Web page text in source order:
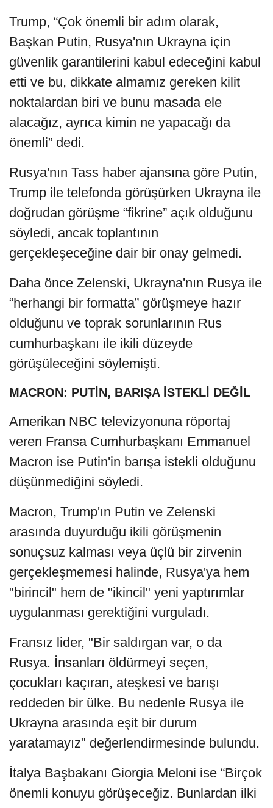
Trump, “Çok önemli bir adım olarak,
Başkan Putin, Rusya'nın Ukrayna için
güvenlik garantilerini kabul edeceğini kabul
etti ve bu, dikkate almamız gereken kilit
noktalardan biri ve bunu masada ele
alacağız, ayrıca kimin ne yapacağı da
önemli” dedi.
Rusya'nın Tass haber ajansına göre Putin,
Trump ile telefonda görüşürken Ukrayna ile
doğrudan görüşme “fikrine” açık olduğunu
söyledi, ancak toplantının
gerçekleşeceğine dair bir onay gelmedi.
Daha önce Zelenski, Ukrayna'nın Rusya ile
“herhangi bir formatta” görüşmeye hazır
olduğunu ve toprak sorunlarının Rus
cumhurbaşkanı ile ikili düzeyde
görüşüleceğini söylemişti.
MACRON: PUTİN, BARIŞA İSTEKLİ DEĞİL
Amerikan NBC televizyonuna röportaj
veren Fransa Cumhurbaşkanı Emmanuel
Macron ise Putin'in barışa istekli olduğunu
düşünmediğini söyledi.
Macron, Trump'ın Putin ve Zelenski
arasında duyurduğu ikili görüşmenin
sonuçsuz kalması veya üçlü bir zirvenin
gerçekleşmemesi halinde, Rusya'ya hem
"birincil" hem de "ikincil" yeni yaptırımlar
uygulanması gerektiğini vurguladı.
Fransız lider, "Bir saldırgan var, o da
Rusya. İnsanları öldürmeyi seçen,
çocukları kaçıran, ateşkesi ve barışı
reddeden bir ülke. Bu nedenle Rusya ile
Ukrayna arasında eşit bir durum
yaratamayız" değerlendirmesinde bulundu.
İtalya Başbakanı Giorgia Meloni ise “Birçok
önemli konuyu görüşeceğiz. Bunlardan ilki